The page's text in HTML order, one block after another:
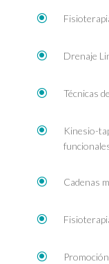
\
\ Drenaje
\ Técnicas
\
Kinesio-
\ Cadenas
\
\